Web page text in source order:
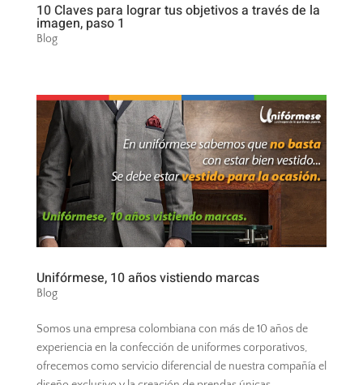
10 Claves para lograr tus objetivos a través de la
imagen, paso 1
Blog
Unifórmese, 10 años vistiendo marcas
Blog
Somos una empresa colombiana con más de 10 años de
experiencia en la confección de uniformes corporativos,
ofrecemos como servicio diferencial de nuestra compañía el